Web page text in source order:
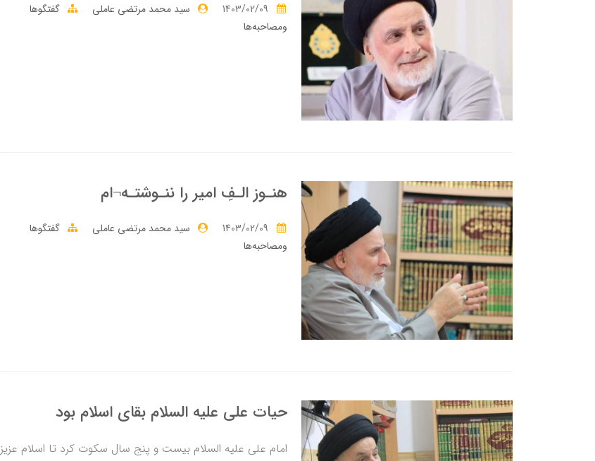
سید محمد مرتضی عاملی
گفتگوها
ومصاحبه‌ها
هنـوز الـفِ امير را ننـوشتـه¬ام
سید محمد مرتضی عاملی
گفتگوها
ومصاحبه‌ها
حيات علی عليه السلام بقاى اسلام بود
امام علی علیه السلام بيست و پنج سال سکوت کرد تا اسلام عزیز